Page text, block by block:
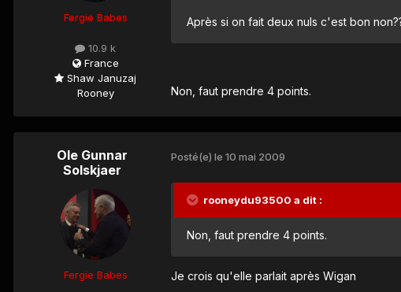
Fergie Babes
10.9 k
France
Shaw Januzaj
Rooney
Après si on fait deux nuls c'est bon
Non, faut prendre 4 points.
Ole Gunnar
Solskjaer
Fergie Babes
Posté(e) le 10 mai 2009
rooneydu93500 a dit :
Non, faut prendre 4 points.
Je crois qu'elle parlait après Wigan